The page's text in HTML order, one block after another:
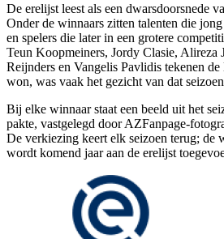
De erelijst leest als een dwarsdoorsnede
Onder de winnaars zitten talenten die
en spelers die later in een grotere
Teun Koopmeiners, Jordy Clasie, Alireza
Reijnders en Vangelis Pavlidis tekenen
won, was vaak het gezicht van dat
Bij elke winnaar staat een beeld uit het
pakte, vastgelegd door AZFanpage-
De verkiezing keert elk seizoen terug; de
wordt komend jaar aan de erelijst